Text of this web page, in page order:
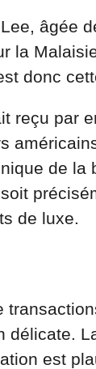
âgée
la
donc
reçu par
de la
de luxe.
délicate.
est